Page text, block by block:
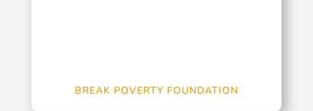
BREAK POVERTY FOUNDATION